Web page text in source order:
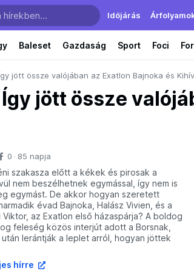
Időjárás
Baleset Gazdaság Sport Foci
jött össze valójában az Exatlon Bajnoka és
jött össze
0 85 napja
szakasza előtt a kékek és pirosak a
nem beszélhetnek egymással, így nem is
egymást. De akkor hogyan szeretett
évad Bajnoka, Halász Vivien, és a
Viktor, az Exatlon első házaspárja? A boldog
feleség közös interjút adott a Borsnak,
lerántják a leplet arról, hogyan jöttek
hírre